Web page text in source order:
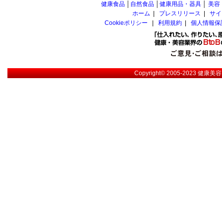
健康食品 自然食品 健康用品・器具 美容
ホーム
プレスリリース
サ
Cookieポリシー
利用規約 個人情報
Copyright© 2005-2023健康美